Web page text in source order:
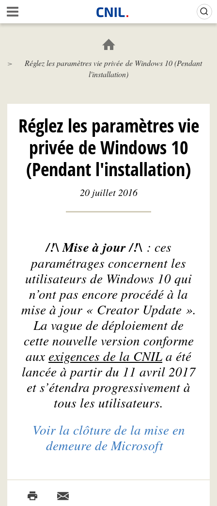
Aller
au
contenu
c
i
N
I
L
Réglez les paramètres vie privée de Windows 10 (Pendant
l'installation)
Réglez les paramètres vie
privée de Windows 10
(Pendant l'installation)
20 juillet 2016
/!\ Mise à jour /!\ : ces
paramétrages concernent les
utilisateurs de Windows 10 qui
n’ont pas encore procédé à la
mise à jour « Creator Update ».
La vague de déploiement de
cette nouvelle version conforme
auxexigences de la CNILa été
lancée à partir du 11 avril 2017
et s’étendra progressivement à
tous les utilisateurs.
Voir la clôture de la mise en
demeure de Microsoft
Gestion de vos préférences sur les cookies (témoins de connexion)